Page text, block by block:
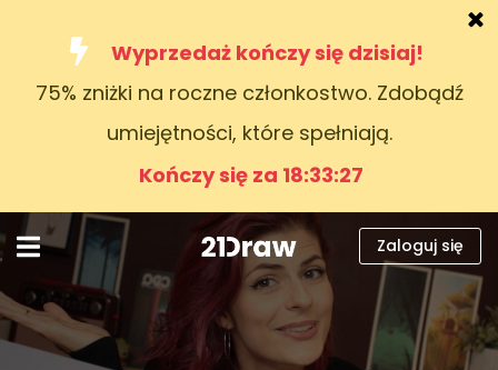
Wyprzedaż kończy się dzisiaj!
75% zniżki na roczne członkostwo. Zdobądź
umiejętności, które spełniają.
Kończy się za 18:33:25
Kursy
Pomoc
Blog
O nas
Zaloguj się